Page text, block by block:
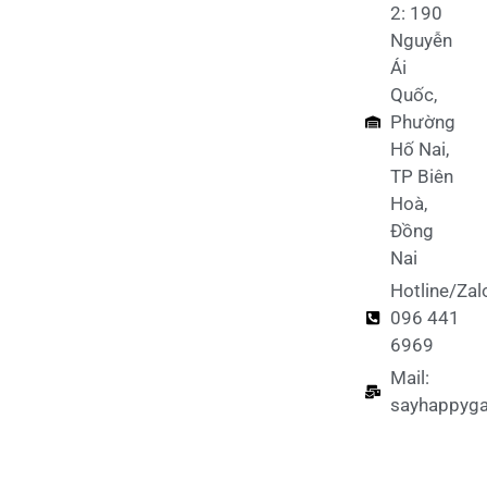
2: 190
Nguyễn
Ái
Quốc,
Phường
Hố Nai,
TP Biên
Hoà,
Đồng
Nai
Hotline/
096 441
6969
Mail: